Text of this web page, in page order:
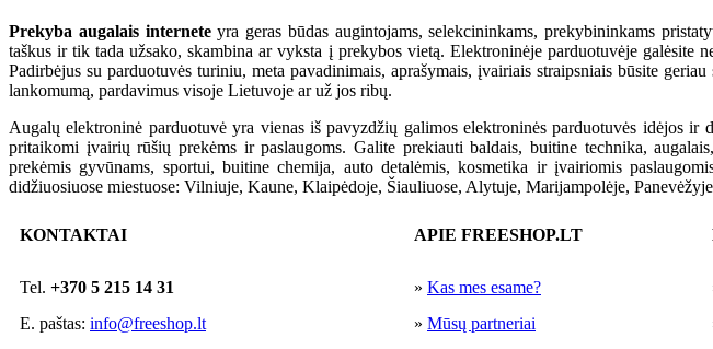
Prekyba augalais interneteyra geras būdas augintojams, selekcininkams, prekybininkams
taškus ir tik tada užsako, skambina ar vyksta į prekybos vietą. Elektroninėje parduotuvėje
Padirbėjus su parduotuvės turiniu, meta pavadinimais, aprašymais, įvairiais straipsniais būsite
lankomumą, pardavimus visoje Lietuvoje ar už jos ribų.
Augalų elektroninė parduotuvė yra vienas iš pavyzdžių galimos elektroninės parduotuvės
pritaikomi įvairių rūšių prekėms ir paslaugoms. Galite prekiauti baldais, buitine technika,
prekėmis gyvūnams, sportui, buitine chemija, auto detalėmis, kosmetika ir įvairiomis
didžiuosiuose miestuose: Vilniuje, Kaune, Klaipėdoje, Šiauliuose, Alytuje, Marijampolėje,
KONTAKTAI APIE FREESHOP.LT
Tel. +370 5 215 14 31 » Kas mes esame?
E. paštas: info@freeshop.lt » Mūsų partneriai